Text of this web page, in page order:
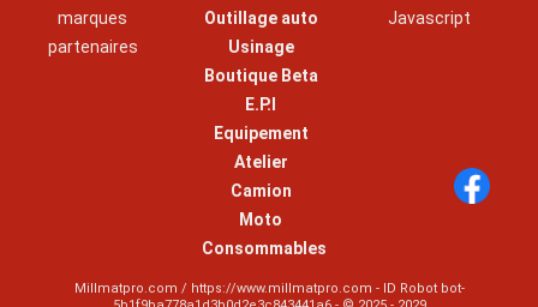
marques
partenaires
Outillage auto
Usinage
Boutique Beta
E.P.I
Equipement
Atelier
Camion
Moto
Consommables
Javascript
Millmatpro.com / https://www.millmatpro.com - ID Robot bot-